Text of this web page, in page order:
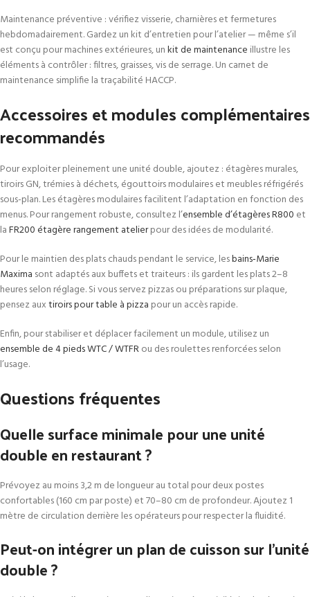
Maintenance préventive : vérifiez visserie, charnières et fermetures
hebdomadairement. Gardez un kit d’entretien pour l’atelier — même s’il
est conçu pour machines extérieures, unkit de maintenance illustre les
éléments à contrôler : filtres, graisses, vis de serrage. Un carnet de
maintenance simplifie la traçabilité HACCP.
Accessoires et modules complémentaires
recommandés
Pour exploiter pleinement une unité double, ajoutez : étagères murales,
tiroirs GN, trémies à déchets, égouttoirs modulaires et meubles réfrigérés
sous-plan. Les étagères modulaires facilitent l’adaptation en fonction des
menus. Pour rangement robuste, consultez l’ensemble d’étagères R800 et
laFR200 étagère rangement atelierpour des idées de modularité.
Pour le maintien des plats chauds pendant le service, lesbains‑Marie
Maxima sont adaptés aux buffets et traiteurs : ils gardent les plats 2–8
heures selon réglage. Si vous servez pizzas ou préparations sur plaque,
pensez auxtiroirs pour table à pizza pour un accès rapide.
Enfin, pour stabiliser et déplacer facilement un module, utilisez un
ensemble de 4 pieds WTC / WTFRou des roulettes renforcées selon
l’usage.
Questions fréquentes
Quelle surface minimale pour une unité
double en restaurant ?
Prévoyez au moins 3,2 m de longueur au total pour deux postes
confortables (160 cm par poste) et 70–80 cm de profondeur. Ajoutez 1
mètre de circulation derrière les opérateurs pour respecter la fluidité.
Peut-on intégrer un plan de cuisson sur l’unité
double ?